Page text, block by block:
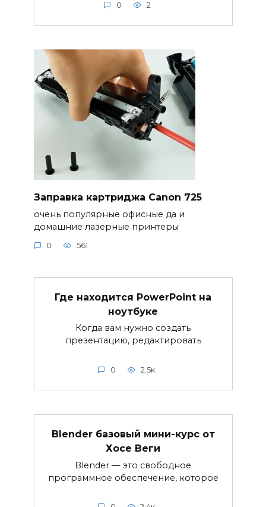
0 2
Заправка картриджа Canon 725
очень популярные офисные да и
домашние лазерные принтеры
0 561
Где находится PowerPoint на
ноутбуке
Когда вам нужно создать
презентацию, редактировать
0 2.5к.
Blender базовый мини-курс от
Хосе Веги
Blender — это свободное
программное обеспечение, которое